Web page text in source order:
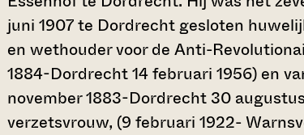
juni 1907 te Dordrecht gesloten
en wethouder voor de Anti-
1884-Dordrecht 14 februari 1956) en
november 1883-Dordrecht 30
verzetsvrouw, (9 februari 1922-